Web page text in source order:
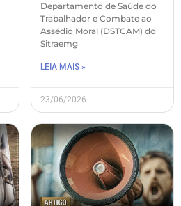
Departamento de Saúde do
Trabalhador e Combate ao
Assédio Moral (DSTCAM) do
Sitraemg
LEIA MAIS »
23/06/2026